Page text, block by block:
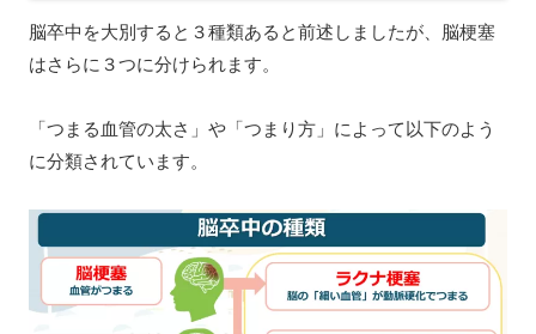
脳卒中を大別すると３種類あると前述しましたが、脳梗塞
はさらに３つに分けられます。
「つまる血管の太さ」や「つまり方」によって以下のよう
に分類されています。